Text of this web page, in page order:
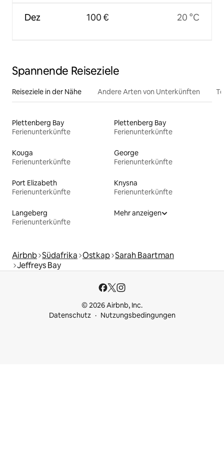
Dez 100 € 20 °C
Spannende Reiseziele
Reiseziele in der Nähe Andere Arten von Unterkünften
Plettenberg Bay
Ferienunterkünfte
Plettenberg Bay
Ferienunterkünfte
Kouga
Ferienunterkünfte
George
Ferienunterkünfte
Port Elizabeth
Ferienunterkünfte
Knysna
Ferienunterkünfte
Langeberg
Ferienunterkünfte
Mehr anzeigen
Airbnb Südafrika Ostkap Sarah Baartman
Jeffreys Bay
© 2026 Airbnb, Inc.
Datenschutz
Nutzungsbedingungen